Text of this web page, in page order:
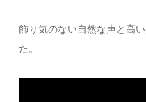
飾り気のない自然な声と高
た。